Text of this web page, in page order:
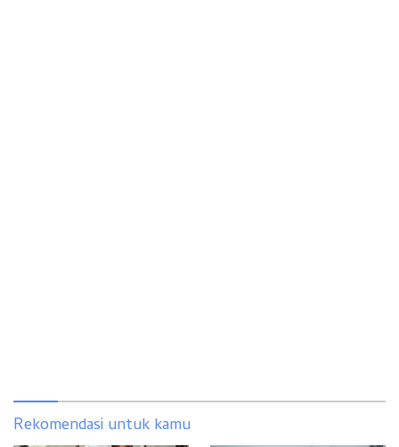
Rekomendasi untuk kamu